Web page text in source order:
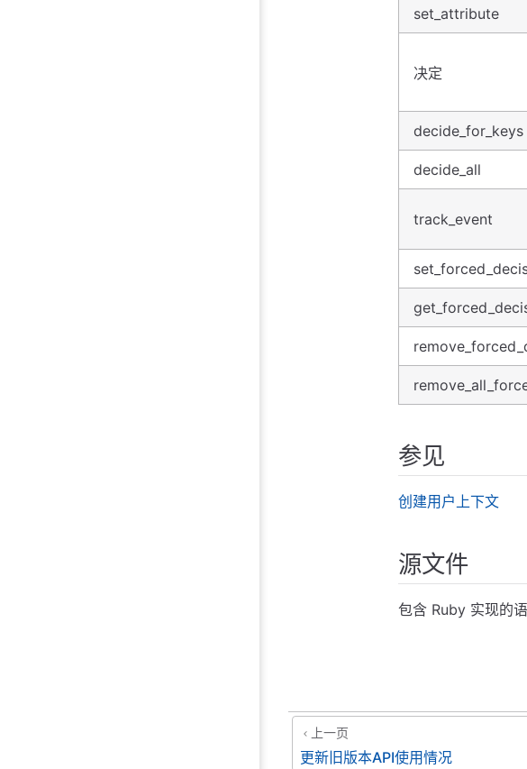
set_attribute
决定
decide_for_keys
decide_all
track_event
参见
创建用户上下文
源文件
包含 Ruby 实现的
上一页
更新旧版本API使用情况